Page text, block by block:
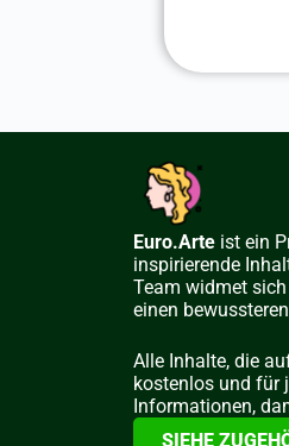
Euro.Arte ist ein
inspirierende
Team widmet
einen
Alle Inhalte, die
kostenlos und für
Informationen,
SIEHE